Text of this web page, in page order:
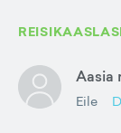
Aasia
Eile